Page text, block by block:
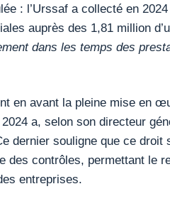
: l’Urssaf a collecté en
auprès des 1,81 million
dans les temps des
en avant la pleine mise en
a, selon son directeur
dernier souligne que ce droit
des contrôles, permettant le
entreprises.